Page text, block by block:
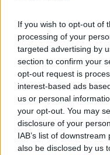
If you wish to opt-out of
processing of your
targeted advertising by
section to confirm your
opt-out request is
interest-based ads
us or personal
your opt-out. You may
disclosure of your
IAB’s list of
also be disclosed by us